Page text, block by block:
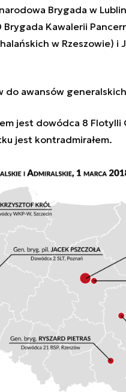
Brygada w
Brygada Kawalerii
w Rzeszowie) i
do awansów
jest dowódca 8 Flotylli
jest kontradmirałem.